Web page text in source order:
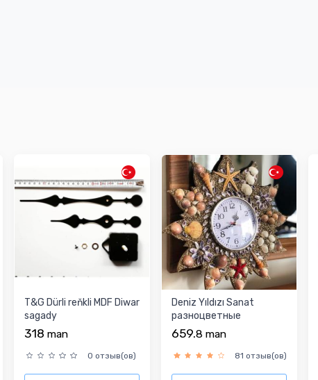
T&G Dürli reňkli MDF Diwar
sagady
318 man
0 отзыв(ов)
Deniz Yıldızı Sanat
разноцветные
настенные часы
659.8 man
81 отзыв(ов)